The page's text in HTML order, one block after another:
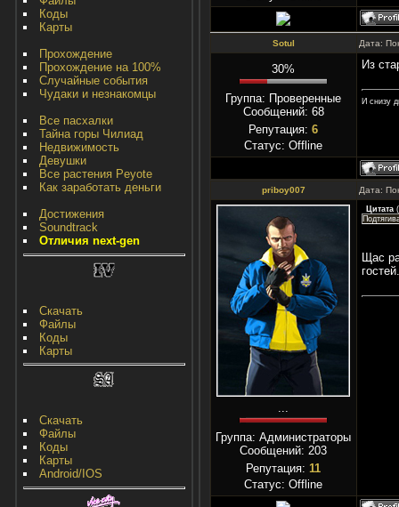
Коды
Карты
Прохождение
Прохождение на 100%
Случайные события
Чудаки и незнакомцы
Все пасхалки
Тайна горы Чилиад
Недвижимость
Девушки
Все растения Peyote
Как заработать деньги
Достижения
Soundtrack
Отличия next-gen
Скачать
Файлы
Коды
Карты
Скачать
Файлы
Коды
Карты
Android/IOS
Sotul Дата:
30%
Группа: Проверенные
Сообщений: 68
Репутация: 6
Статус: Offline
Из
И снизу
priboy007 Дата:
...
Группа: Администраторы
Сообщений: 203
Репутация: 11
Статус: Offline
Цитата(
Щас